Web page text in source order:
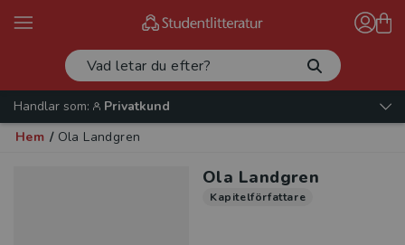
Handlar som:
Privatkund
Hem / Ola Landgren
Ola Landgren
Kapitelförfattare